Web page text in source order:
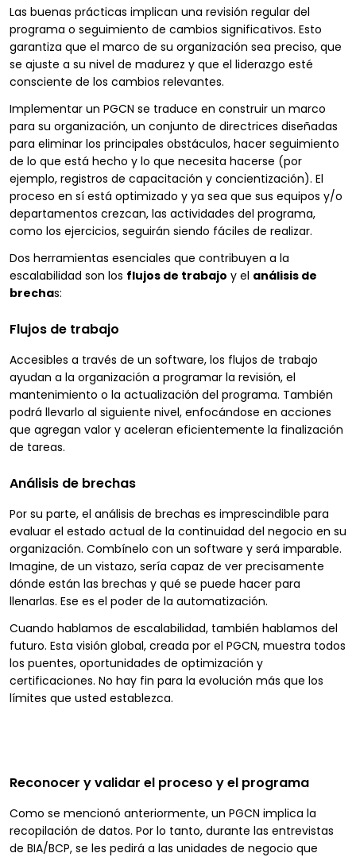
Las buenas prácticas implican una revisión regular del
programa o seguimiento de cambios significativos. Esto
garantiza que el marco de su organización sea preciso, que
se ajuste a su nivel de madurez y que el liderazgo esté
consciente de los cambios relevantes.
Implementar un PGCN se traduce en construir un marco
para su organización, un conjunto de directrices diseñadas
para eliminar los principales obstáculos, hacer seguimiento
de lo que está hecho y lo que necesita hacerse (por
ejemplo, registros de capacitación y concientización). El
proceso en sí está optimizado y ya sea que sus equipos y/o
departamentos crezcan, las actividades del programa,
como los ejercicios, seguirán siendo fáciles de realizar.
Dos herramientas esenciales que contribuyen a la
escalabilidad son los flujos de trabajo y el análisis de
brechas:
Flujos de trabajo
Accesibles a través de un software, los flujos de trabajo
ayudan a la organización a programar la revisión, el
mantenimiento o la actualización del programa. También
podrá llevarlo al siguiente nivel, enfocándose en acciones
que agregan valor y aceleran eficientemente la finalización
de tareas.
Análisis de brechas
Por su parte, el análisis de brechas es imprescindible para
evaluar el estado actual de la continuidad del negocio en su
organización. Combínelo con un software y será imparable.
Imagine, de un vistazo, sería capaz de ver precisamente
dónde están las brechas y qué se puede hacer para
llenarlas. Ese es el poder de la automatización.
Cuando hablamos de escalabilidad, también hablamos del
futuro. Esta visión global, creada por el PGCN, muestra todos
los puentes, oportunidades de optimización y
certificaciones. No hay fin para la evolución más que los
límites que usted establezca.
Reconocer y validar el proceso y el programa
Como se mencionó anteriormente, un PGCN implica la
recopilación de datos. Por lo tanto, durante las entrevistas
de BIA/BCP, se les pedirá a las unidades de negocio que